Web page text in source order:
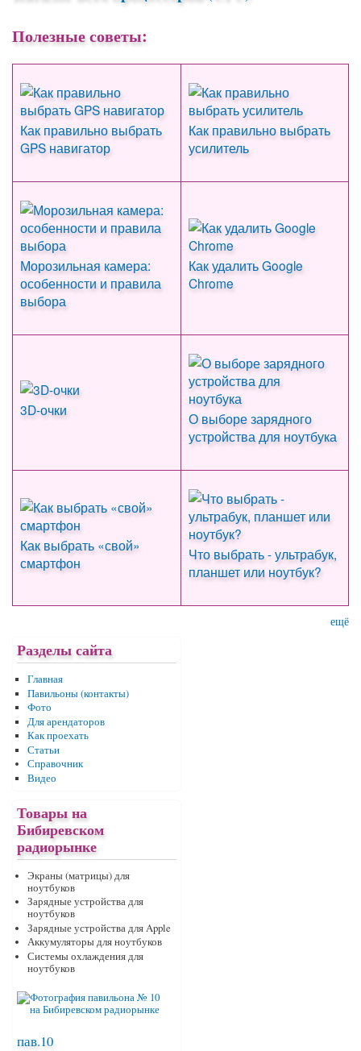
Полезные советы:
Как правильно выбрать
GPS навигатор
Как правильно выбрать
усилитель
Морозильная камера:
особенности и правила
выбора
Как удалить Google
Chrome
3D-очки
О выборе зарядного
устройства для ноутбука
Как выбрать «свой»
смартфон
Что выбрать - ультрабук,
планшет или ноутбук?
ещё
Разделы сайта
Главная
Павильоны (контакты)
Фото
Для арендаторов
Как проехать
Статьи
Справочник
Видео
Товары на
Бибиревском
радиорынке
Экраны (матрицы) для
ноутбуков
Зарядные устройства для
ноутбуков
Зарядные устройства для Apple
Аккумуляторы для ноутбуков
Системы охлаждения для
ноутбуков
пав.10